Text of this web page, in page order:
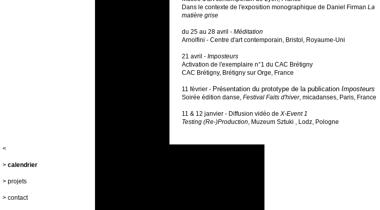
Dans le contexte de l'exposition monographique de Daniel Firman La
matière grise
du 25 au 28 avril - Méditation
Arnolfini - Centre d'art contemporain, Bristol, Royaume-Uni
21 avril - Imposteurs
Activation de l'exemplaire n°1 du CAC Brétigny
CAC Brétigny, Brétigny sur Orge, France
11 février - Présentation du prototype de la publication Imposteurs
Soirée édition danse, Festival Faits d'hiver, micadanses, Paris, France
11 & 12 janvier - Diffusion vidéo de X-Event 1
Testing (Re-)Production, Muzeum Sztuki , Lodz, Pologne
<
> calendrier
> projets
> contact